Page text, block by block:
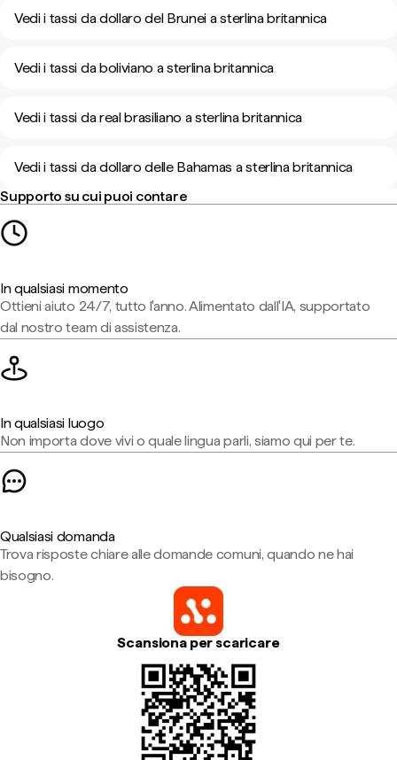
Vedi i tassi da dollaro del Brunei a sterlina britannica
Vedi i tassi da boliviano a sterlina britannica
Vedi i tassi da real brasiliano a sterlina britannica
Vedi i tassi da dollaro delle Bahamas a sterlina britannica
Supporto su cui puoi contare
In qualsiasi momento
Ottieni aiuto 24/7, tutto l'anno. Alimentato dall'IA, supportato
dal nostro team di assistenza.
In qualsiasi luogo
Non importa dove vivi o quale lingua parli, siamo qui per te.
Qualsiasi domanda
Trova risposte chiare alle domande comuni, quando ne hai
bisogno.
Scansiona per scaricare